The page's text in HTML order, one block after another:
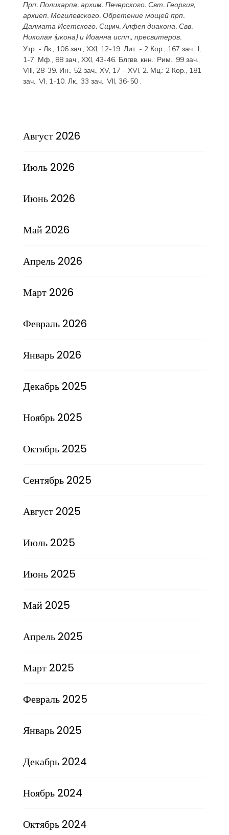
Прп. Поликарпа, архим. Печерского. Свт. Георгия,
архиеп. Могилевского. Обретение мощей прп.
ДалматаИсетского. Сщмч.Алфеядиакона. Свв.
Николая(икона) и Иоаннаиспп., пресвитеров.
Утр. - Лк., 106 зач., XXI, 12-19. Лит. - 2 Кор., 167 зач., I,
1-7. Мф., 88 зач., XXI, 43-46. Блгвв. кнн.: Рим., 99 зач.,
VIII, 28-39. Ин., 52 зач., XV, 17 - XVI, 2. Мц.: 2 Кор., 181
зач., VI, 1-10. Лк., 33 зач., VII, 36-50 .
Август 2026
Июль 2026
Июнь 2026
Май 2026
Апрель 2026
Март 2026
Февраль 2026
Январь 2026
Декабрь 2025
Ноябрь 2025
Октябрь 2025
Сентябрь 2025
Август 2025
Июль 2025
Июнь 2025
Май 2025
Апрель 2025
Март 2025
Февраль 2025
Январь 2025
Декабрь 2024
Ноябрь 2024
Октябрь 2024